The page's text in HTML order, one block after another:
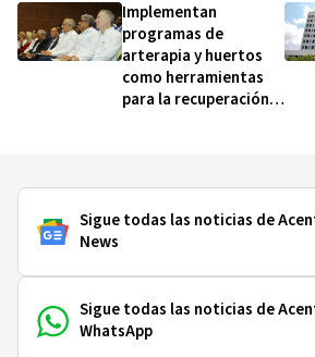
Implementan
programas de
arterapia y huertos
como herramientas
para la recuperación y
Sigue todas las noticias de
News
Sigue todas las noticias de
WhatsApp